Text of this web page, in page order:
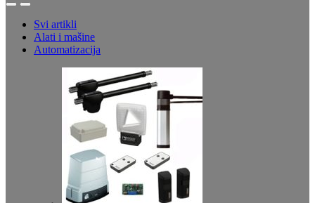
OpenClose
Svi artikli
Alati i mašine
Automatizacija